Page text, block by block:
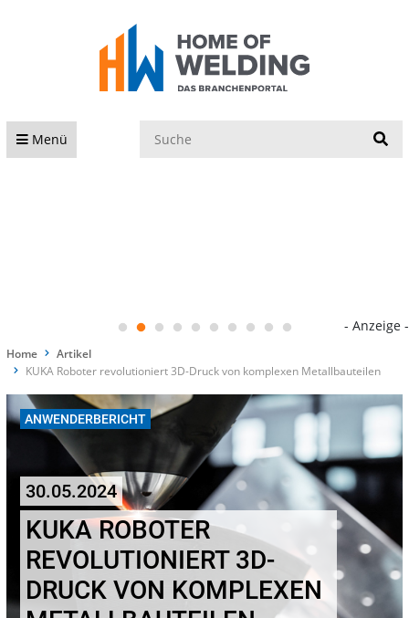
Menü
- Anzeige -
Home
Artikel
KUKA Roboter revolutioniert 3D-Druck von komplexen Metallbauteilen
ANWENDERBERICHT
30.05.2024
KUKA ROBOTER
REVOLUTIONIERT 3D-
DRUCK VON KOMPLEXEN